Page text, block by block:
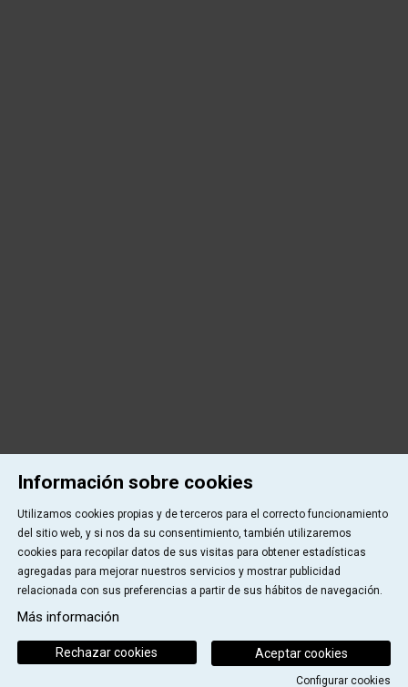
Información sobre cookies
Utilizamos cookies propias y de terceros para el correcto funcionamiento
del sitio web, y si nos da su consentimiento, también utilizaremos
cookies para recopilar datos de sus visitas para obtener estadísticas
agregadas para mejorar nuestros servicios y mostrar publicidad
relacionada con sus preferencias a partir de sus hábitos de navegación.
Más información
Aceptar cookies
Rechazar cookies
Configurar cookies